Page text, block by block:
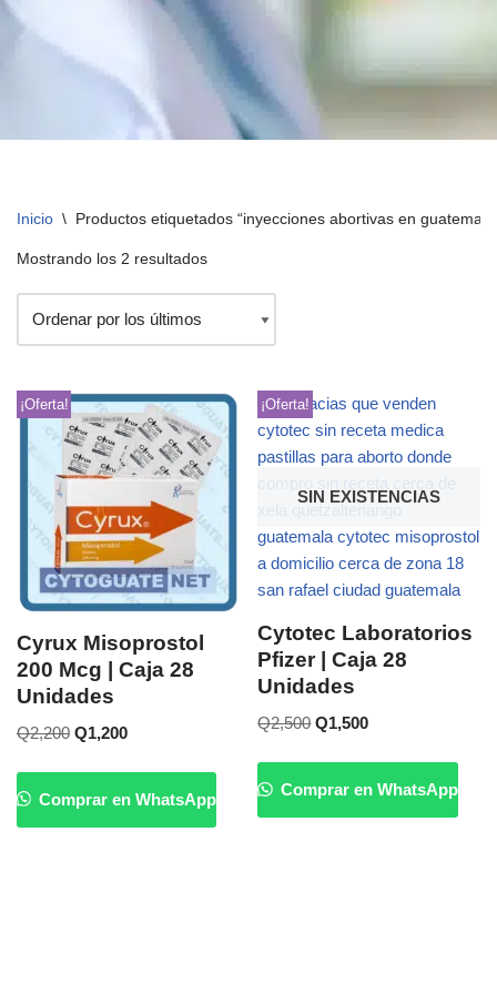
Inicio \ Productos etiquetados “inyecciones abortivas en
Mostrando los 2 resultados
¡Oferta!
Cyrux Misoprostol
200 Mcg | Caja 28
Unidades
Q2,200 Q1,200
Comprar en WhatsApp
SIN EXISTENCIAS
¡Oferta!
Cytotec Laboratorios
Pfizer | Caja 28
Unidades
Q2,500 Q1,500
Comprar en WhatsApp